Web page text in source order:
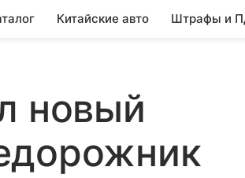
Китайские авто Штрафы и
новый